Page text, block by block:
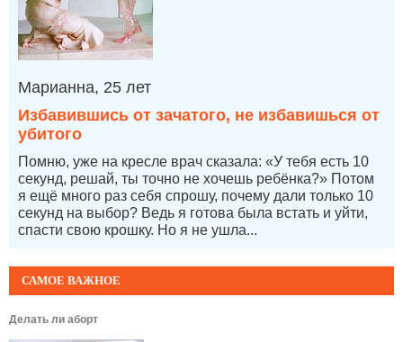
САМОЕ ВАЖНОЕ
Делать ли аборт
Марианна, 25 лет
Избавившись от зачатого, не избавишься от
убитого
Помню, уже на кресле врач сказала: «У тебя есть 10
секунд, решай, ты точно не хочешь ребёнка?» Потом
я ещё много раз себя спрошу, почему дали только 10
секунд на выбор? Ведь я готова была встать и уйти,
спасти свою крошку. Но я не ушла...